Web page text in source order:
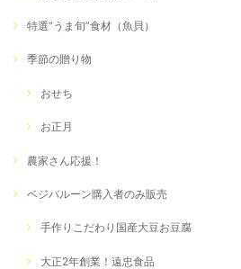
特選”うま旬”食材（魚貝）
季節の贈り物
おせち
お正月
農家さん応援！
ベジバルーン購入者のみ販売
手作りこだわり国産大豆お豆腐
大正2年創業！遠忠食品